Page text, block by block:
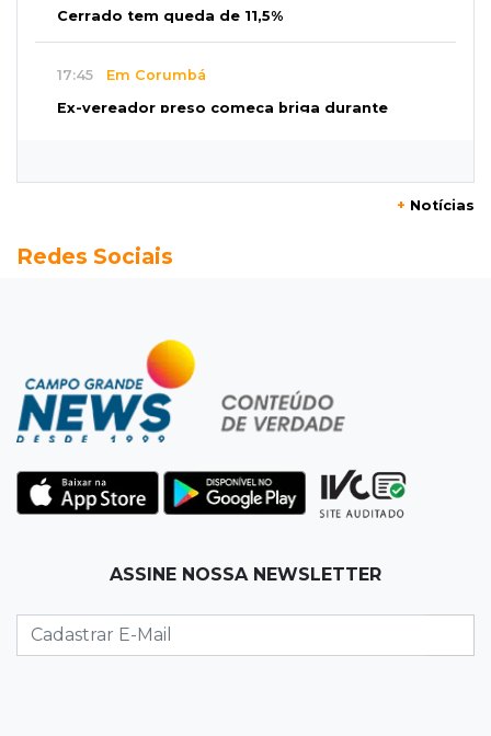
Cerrado tem queda de 11,5%
17:45 Em Corumbá
Ex-vereador preso começa briga durante
tiro na cabeça em loja do pai
Governo libera R$ 433 mil a Deodápolis após
temporal de granizo causar estragos
17:17 Em investigação
ser membro de facção
Família pede justiça por eletricista morto por
+ Notícias
Redes Sociais
ASSINE NOSSA NEWSLETTER